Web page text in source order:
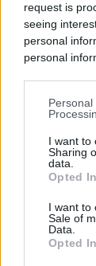
request is
seeing
personal
personal
You may
disclosure of
by third
downstream
by us to third
Downstream
further
Personal
I want to
Sharing
data.
Opted In
I want to
Sale of
Data.
Opted In
ANNI DI
difendere
arrestare il
Lamberto